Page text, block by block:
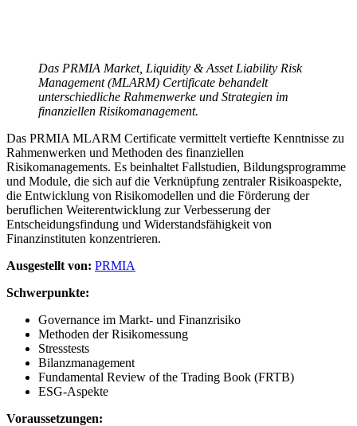
Das PRMIA Market, Liquidity & Asset Liability Risk
Management (MLARM) Certificate behandelt
unterschiedliche Rahmenwerke und Strategien im
finanziellen Risikomanagement.
Das PRMIA MLARM Certificate vermittelt vertiefte Kenntnisse zu
Rahmenwerken und Methoden des finanziellen
Risikomanagements. Es beinhaltet Fallstudien, Bildungsprogramme
und Module, die sich auf die Verknüpfung zentraler Risikoaspekte,
die Entwicklung von Risikomodellen und die Förderung der
beruflichen Weiterentwicklung zur Verbesserung der
Entscheidungsfindung und Widerstandsfähigkeit von
Finanzinstituten konzentrieren.
Ausgestellt von: PRMIA
Schwerpunkte:
Governance im Markt- und Finanzrisiko
Methoden der Risikomessung
Stresstests
Bilanzmanagement
Fundamental Review of the Trading Book (FRTB)
ESG-Aspekte
Voraussetzungen: